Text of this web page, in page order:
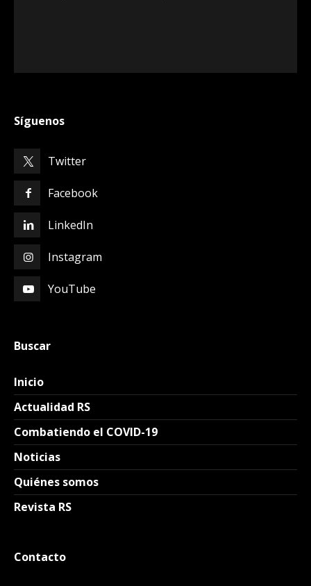
Síguenos
Twitter
Facebook
LinkedIn
Instagram
YouTube
Buscar
Inicio
Actualidad RS
Combatiendo el COVID-19
Noticias
Quiénes somos
Revista RS
Contacto